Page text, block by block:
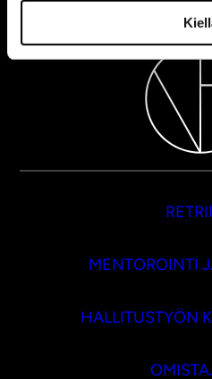
MENTOROINTI
HALLITUSTYÖN